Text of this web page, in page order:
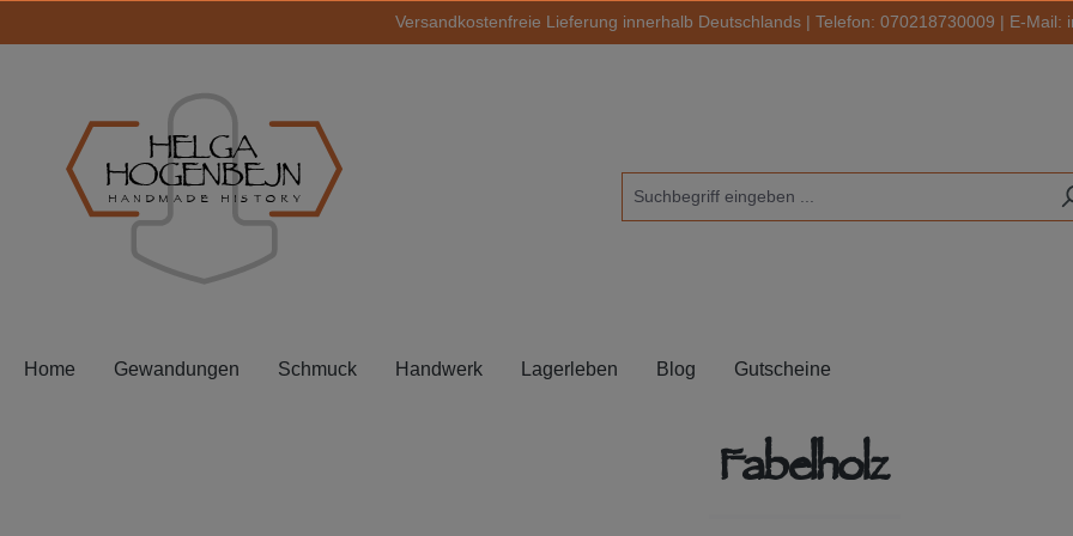
Versandkostenfreie Lieferung innerhalb Deutschlands | Telefon: 070218730009 | E-Mail:
HELGA
HOGENBEJN
HANDMADE HISTORY
Home Gewandungen Schmuck Handwerk Lagerleben Blog Gutscheine
Fabelholz